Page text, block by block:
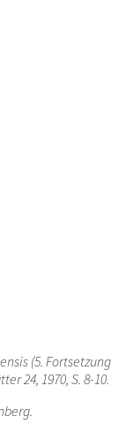
(5. Fortsetzung
24, 1970, S. 8-10.